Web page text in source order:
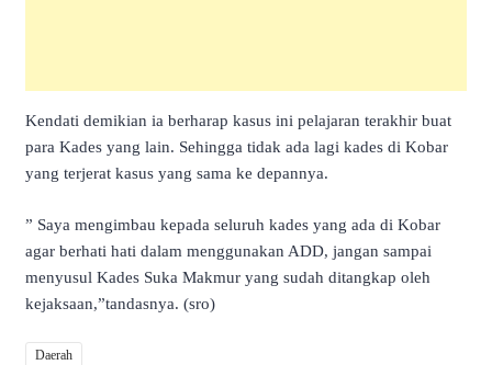
Kendati demikian ia berharap kasus ini pelajaran terakhir buat
para Kades yang lain. Sehingga tidak ada lagi kades di Kobar
yang terjerat kasus yang sama ke depannya.
” Saya mengimbau kepada seluruh kades yang ada di Kobar
agar berhati hati dalam menggunakan ADD, jangan sampai
menyusul Kades Suka Makmur yang sudah ditangkap oleh
kejaksaan,”tandasnya. (sro)
Daerah